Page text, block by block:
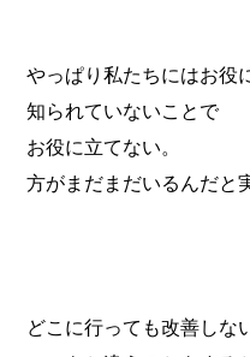
やっぱり私たちにはお役
知られていないことで
お役に立てない。
方がまだまだいるんだと
どこに行っても改善しな